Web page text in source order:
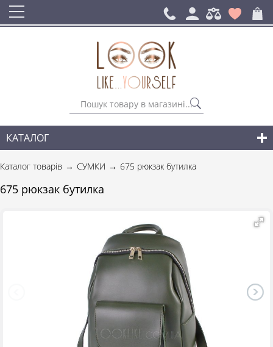
КАТАЛОГ
СУМКИ
РЮКЗАКИ ДЛЯ МІСТА
НОВИНКИ СУМОК І АКСЕСУАРІВ
ТОВАРИ ЗІ ЗНИЖКОЮ
Каталог товарів СУМКИ 675 рюкзак бутилка
675 рюкзак бутилка